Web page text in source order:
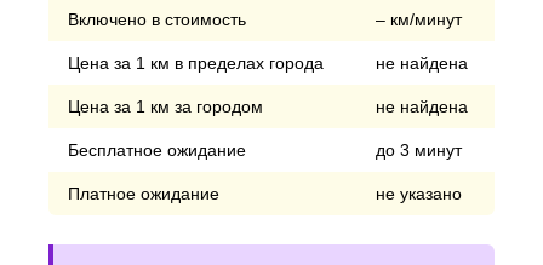
Включено в стоимость – км/минут
Цена за 1 км в пределах города не найдена
Цена за 1 км за городом не найдена
Бесплатное ожидание до 3 минут
Платное ожидание не указано